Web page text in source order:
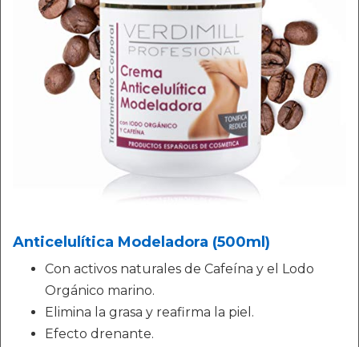
Anticelulítica Modeladora (500ml)
Con activos naturales de Cafeína y el Lodo
Orgánico marino.
Elimina la grasa y reafirma la piel.
Efecto drenante.